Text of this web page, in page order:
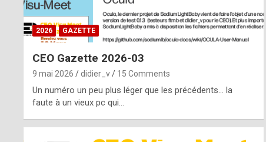
2026 GAZETTE
CEO Gazette 2026-03
9 mai 2026 didier_v 15 Comments
Un numéro un peu plus léger que les précédents… la
faute à un vieux pc qui…